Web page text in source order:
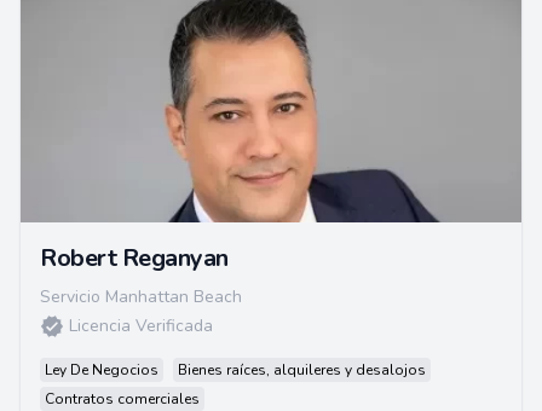
Robert Reganyan
Servicio Manhattan Beach
Licencia Verificada
Ley De Negocios
Bienes raíces, alquileres y desalojos
Contratos comerciales